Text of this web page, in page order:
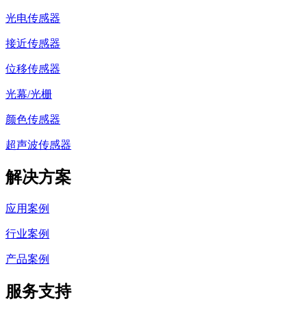
光电传感器
接近传感器
位移传感器
光幕/光栅
颜色传感器
超声波传感器
解决方案
应用案例
行业案例
产品案例
服务支持